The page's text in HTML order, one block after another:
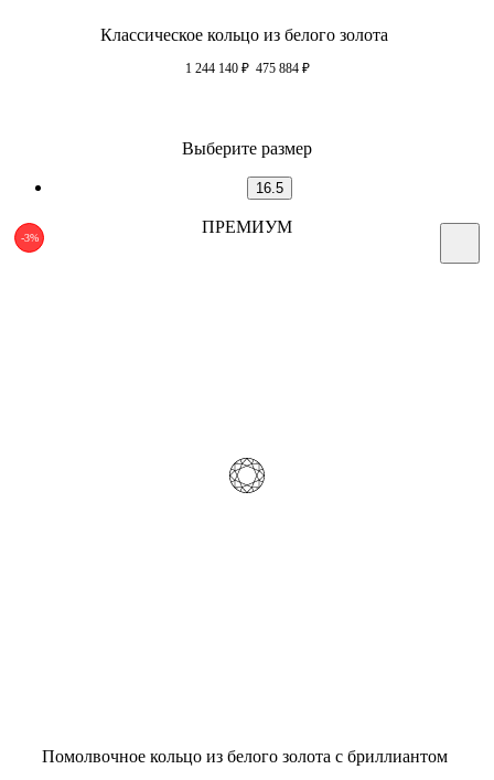
Классическое кольцо из белого золота
1 244 140 ₽ 475 884 ₽
Выберите размер
16.5
-3%
ПРЕМИУМ
Помолвочное кольцо из белого золота с бриллиантом